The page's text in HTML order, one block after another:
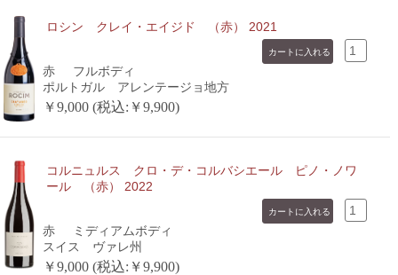
ロシン クレイ・エイジド （赤） 2021
赤
フルボディ
ポルトガル アレンテージョ地方
￥9,000 (税込:￥9,900)
コルニュルス クロ・デ・コルバシエール ピノ・ノワ
ール （赤） 2022
赤
ミディアムボディ
スイス ヴァレ州
￥9,000 (税込:￥9,900)